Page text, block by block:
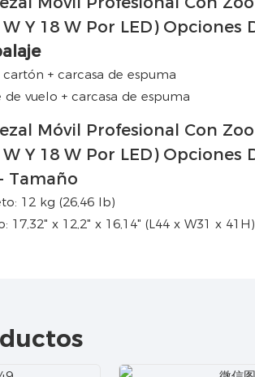
cartón + carcasa de espuma
de vuelo + carcasa de espuma
Tamaño
12 kg (26,46 lb)
17,32" x 12,2" x 16,14" (L44 x W31 x 41H)